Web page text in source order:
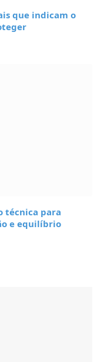
que indicam o
técnica para
e equilíbrio